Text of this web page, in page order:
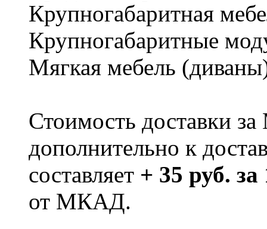
Крупногабаритная
Крупногабаритные
Мягкая мебель
Стоимость доставки
дополнительно к
составляет + 35 руб.
от МКАД.